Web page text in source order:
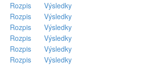
Rozpis
Výsledky
Rozpis
Výsledky
Rozpis
Výsledky
Rozpis
Výsledky
Rozpis
Výsledky
Rozpis
Výsledky